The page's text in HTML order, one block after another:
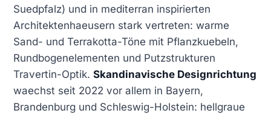
Suedpfalz) und in mediterran inspirierten
Architektenhaeusern stark vertreten: warme
Sand- und Terrakotta-Töne mit Pflanzkuebeln,
Rundbogenelementen und Putzstrukturen
Travertin-Optik. Skandinavische Designrichtung
waechst seit 2022 vor allem in Bayern,
Brandenburg und Schleswig-Holstein: hellgraue